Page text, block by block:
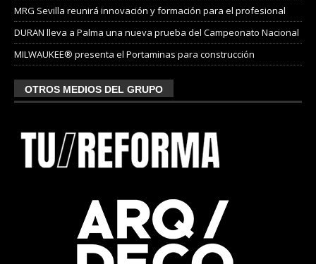
MRG Sevilla reunirá innovación y formación para el profesional
DURAN lleva a Palma una nueva prueba del Campeonato Nacional
MILWAUKEE® presenta el Portaminas para construcción
OTROS MEDIOS DEL GRUPO